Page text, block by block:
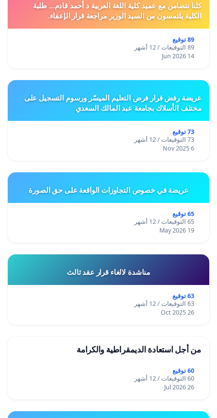
كلنا نتضامن مع عميد كلية اللغة العربية د أحمد قادم... طلبة
الكلية يلتمسون من السيد الوزير مراجعة قرار الإعفاء.
89 توقيع
89 التوقيعات / 12 أشهر
14 Jun 2026
عريضة رفض قرار فرض التعليم الميسّر ورسوم التسجيل على
مختلف الأسلاك بجامعة عبد المالك السعدي
73 توقيع
73 التوقيعات / 12 أشهر
6 Nov 2025
عريضة في خصوص التجاوزات الواقعة على حق الصورة
65 توقيع
65 التوقيعات / 12 أشهر
19 May 2026
مناشدة لالغاء قرار عقد ثالث
63 توقيع
63 التوقيعات / 12 أشهر
26 Oct 2025
من أجل استعادة الديمقراطية والكرامة
60 توقيع
60 التوقيعات / 12 أشهر
26 Jul 2026